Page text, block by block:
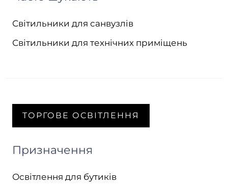
Світильники для санвузлів
Світильники для технічних приміщень
ТОРГОВЕ ОСВІТЛЕННЯ
Призначення
Освітлення для бутиків